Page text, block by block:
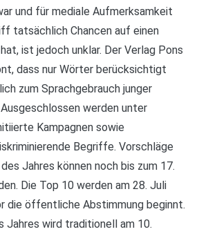
und für mediale Aufmerksamkeit
tatsächlich Chancen auf einen
ist jedoch unklar. Der Verlag Pons
dass nur Wörter berücksichtigt
zum Sprachgebrauch junger
werden unter
Kampagnen sowie
Begriffe. Vorschläge
Jahres können noch bis zum 17.
Die Top 10 werden am 28. Juli
die öffentliche Abstimmung beginnt.
Jahres wird traditionell am 10.